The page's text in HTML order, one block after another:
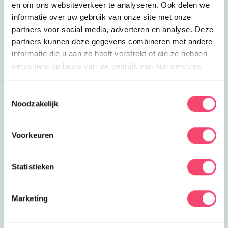
en om ons websiteverkeer te analyseren. Ook delen we
informatie over uw gebruik van onze site met onze
partners voor social media, adverteren en analyse. Deze
partners kunnen deze gegevens combineren met andere
informatie die u aan ze heeft verstrekt of die ze hebben
verzameld op basis van uw gebruik van hun services.
Noodzakelijk
Voorkeuren
Statistieken
Marketing